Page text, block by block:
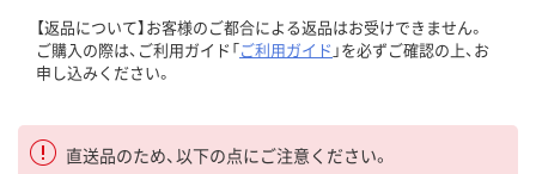
【返品について】お客様のご都合による返品はお受けできません。
ご購入の際は、ご利用ガイド「ご利用ガイド 」を必ずご確認の上、お
申し込みください。
直送品のため、以下の点にご注意ください。